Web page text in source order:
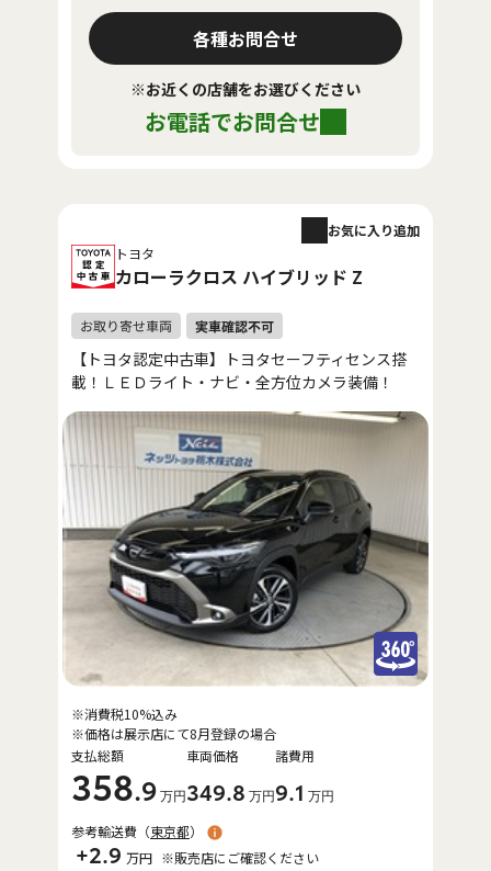
各種お問合せ
※お近くの店舗をお選びください
お電話でお問合せ
トヨタ
カローラクロス ハイブリッド Z
お気に入り追加
【トヨタ認定中古車】トヨタセーフティセンス搭
載！ＬＥＤライト・ナビ・全方位カメラ装備！
支払総額
358.9 万円
車両価格
349.8 万円
諸費用
9.1 万円
※消費税10%込み
※価格は展示店にて8月登録の場合
参考輸送費（東京都）
+2.9 万円 ※販売店にご確認ください